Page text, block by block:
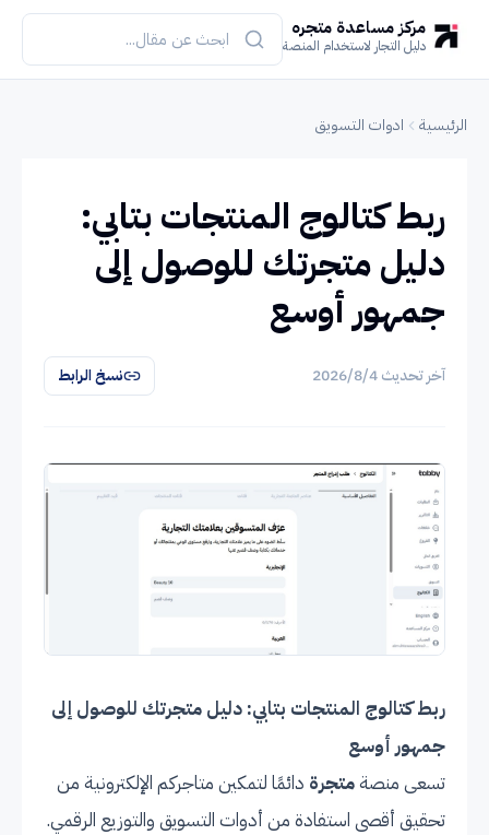
مركز مساعدة متجره
دليل التجار لاستخدام المنصة
الرئيسية ادوات التسويق
ربط كتالوج المنتجات بتابي:
دليل متجرتك للوصول إلى
جمهور أوسع
آخر تحديث4‏/8‏/2026 نسخ الرابط
ربط كتالوج المنتجات بتابي: دليل متجرتك للوصول إلى
جمهور أوسع
تسعى منصةمتجرة دائمًا لتمكين متاجركم الإلكترونية من
تحقيق أقصى استفادة من أدوات التسويق والتوزيع الرقمي.